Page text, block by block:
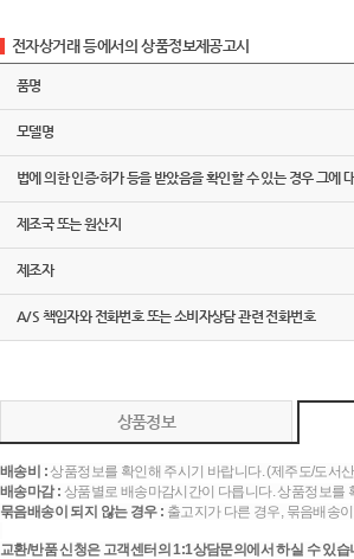
전자상거래 등에서의 상품정보제공고시
품명
모델명
법에 의한 인증·허가 등을 받았음을 확인할 수 있는 경우 그에
제조국 또는 원산지
제조자
A/S 책임자와 전화번호 또는 소비자상담 관련 전화번호
상품정보
배송비 :상품정보를 확인해 주시기 바랍니다. (제주도/도서
배송마감 : 상품별로 배송마감시간이 다릅니다. 상품정보를
묶음배송이 되지 않는 경우 : 출고지가 다른 경우, 묶음배송
교환/반품 신청은 고객센터의 1:1상담문의에서 하실 수 있습